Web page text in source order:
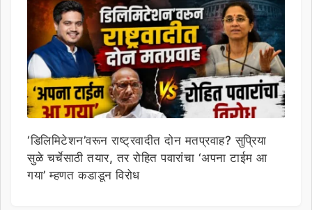
‘डिलिमिटेशन’वरून राष्ट्रवादीत दोन मतप्रवाह? सुप्रिया
सुळे चर्चेसाठी तयार, तर रोहित पवारांचा ‘अपना टाईम आ
गया’ म्हणत कडाडून विरोध